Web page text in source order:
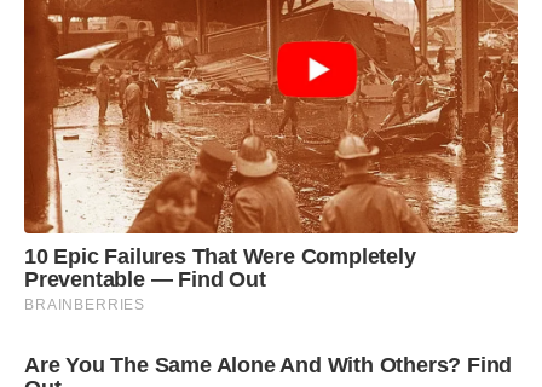
10 Epic Failures That Were Completely
Preventable — Find Out
BRAINBERRIES
Are You The Same Alone And With Others? Find